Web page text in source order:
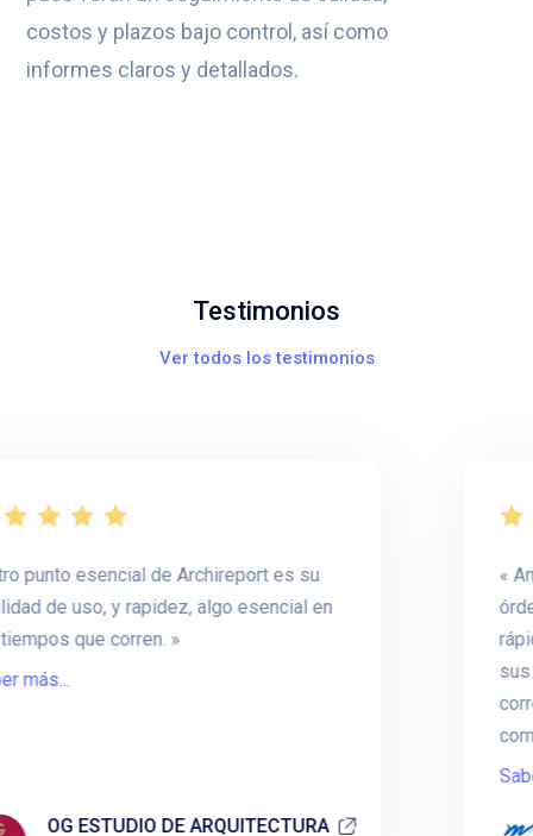
costos y plazos bajo control, así como
informes claros y detallados.
Testimonios
Ver todos los testimonios
esencial de Archireport es su
uso, y rapidez, algo esencial en
que corren.
OG ESTUDIO DE ARQUITECTURA
Antes
sus
como
Saber